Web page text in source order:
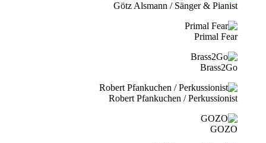
Götz Alsmann / Sänger & Pianist
Primal Fear
Brass2Go
Robert Pfankuchen / Perkussionist
GOZO